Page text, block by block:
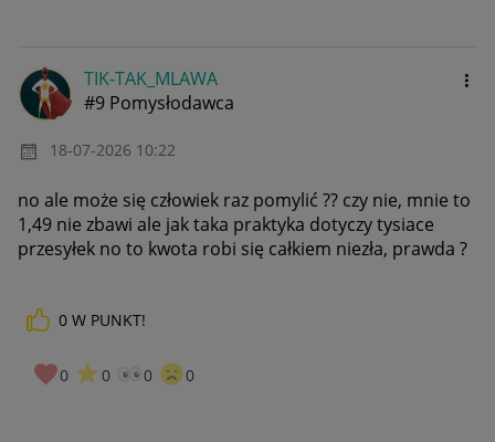
TIK-TAK_MLAWA
#9 Pomysłodawca
‎18-07-2026 10:22
no ale może się człowiek raz pomylić ?? czy nie, mnie to
1,49 nie zbawi ale jak taka praktyka dotyczy tysiace
przesyłek no to kwota robi się całkiem niezła, prawda ?
0 W PUNKT!
0 0 0 0